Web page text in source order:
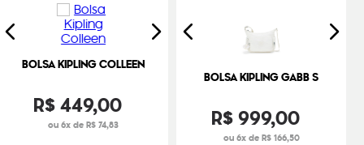
BOLSA KIPLING COLLEEN
R$449,00
ou 6x de R$ 74,83
BOLSA KIPLING GABB S
R$999,00
ou 6x de R$ 166,50